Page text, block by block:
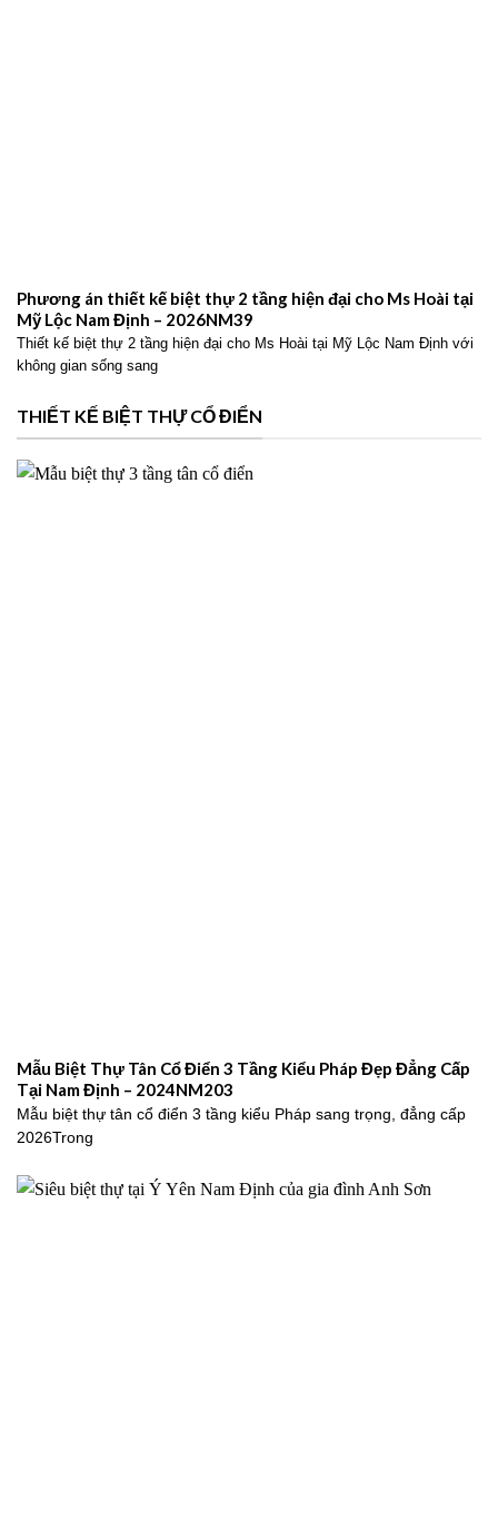
Phương án thiết kế biệt thự 2 tầng hiện đại cho Ms Hoài tại
Mỹ Lộc Nam Định – 2026NM39
Thiết kế biệt thự 2 tầng hiện đại cho Ms Hoài tại Mỹ Lộc Nam Định với
không gian sống sang
THIẾT KẾ BIỆT THỰ CỔ ĐIỂN
Mẫu Biệt Thự Tân Cổ Điển 3 Tầng Kiểu Pháp Đẹp Đẳng Cấp
Tại Nam Định – 2024NM203
Mẫu biệt thự tân cổ điển 3 tầng kiểu Pháp sang trọng, đẳng cấp
2026Trong